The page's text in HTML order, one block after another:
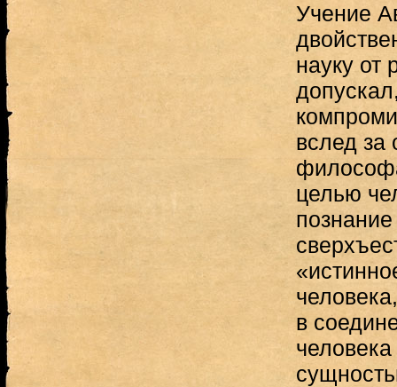
Учение
науку от
вслед за
целью
в